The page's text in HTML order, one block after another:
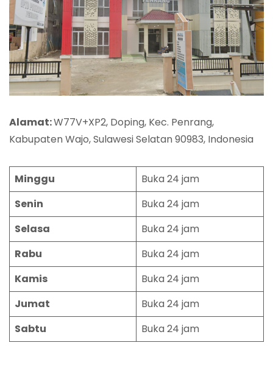
Alamat:W77V+XP2, Doping, Kec. Penrang,
Kabupaten Wajo, Sulawesi Selatan 90983, Indonesia
Minggu
Buka 24 jam
Senin
Buka 24 jam
Selasa
Buka 24 jam
Rabu
Buka 24 jam
Kamis
Buka 24 jam
Jumat
Buka 24 jam
Sabtu
Buka 24 jam